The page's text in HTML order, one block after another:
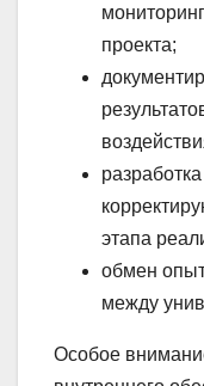
проекта;
этапа
обмен
между
Особое